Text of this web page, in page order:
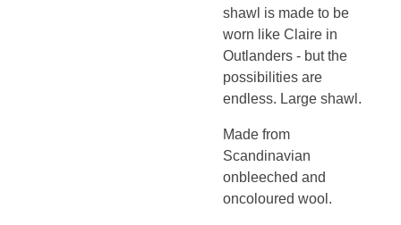
shawl is made to be
worn like Claire in
Outlanders - but the
possibilities are
endless. Large shawl.
Made from
Scandinavian
onbleeched and
oncoloured wool.